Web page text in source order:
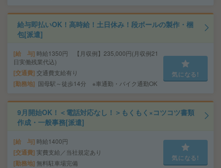
給与即払いOK！高時給！土日休み！段ボールの製作・梱
包[派遣]
給 与 時給1350円 【月収例】235,000円(月収例21
日実働残業代込)
交通費 交通費支給有り
勤務地 国母駅～徒歩14分 ※車通勤・バイク通勤OK
気になる!
9月開始OK！＜電話対応なし！＞もくもく×コツコツ書類
作成・一般事務[派遣]
給 与 時給1400円
交通費 実費支給／当社規定あり
勤務地 無料駐車場完備
気になる!